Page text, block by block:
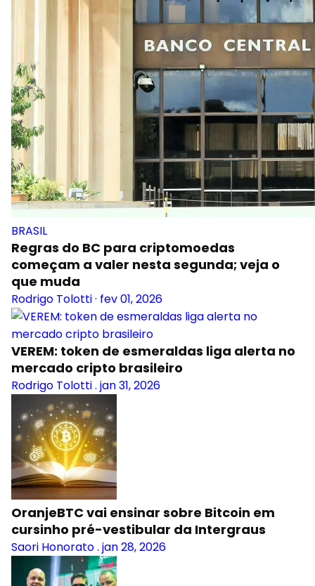
BRASIL
Regras do BC para criptomoedas
começam a valer nesta segunda; veja o
que muda
Rodrigo Tolotti· fev 01, 2026
VEREM: token de esmeraldas liga alerta no
mercado cripto brasileiro
Rodrigo Tolotti. jan 31, 2026
OranjeBTC vai ensinar sobre Bitcoin em
cursinho pré-vestibular da Intergraus
Saori Honorato. jan 28, 2026